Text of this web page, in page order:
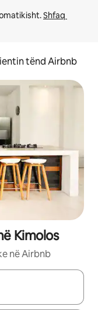
Shfaq
tënd Airbnb
Kimolos
në Airbnb
lëviz me butonat e